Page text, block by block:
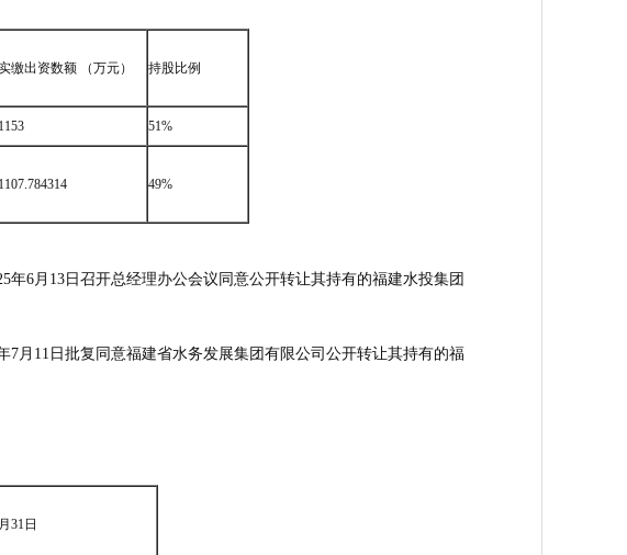
缴出资数额 （万元） 持股比例
1153 51%
1107.784314 49%
6月13日召开总经理办公会议同意公开转让其持有的福建水投集团
月11日批复同意福建省水务发展集团有限公司公开转让其持有的福
31日